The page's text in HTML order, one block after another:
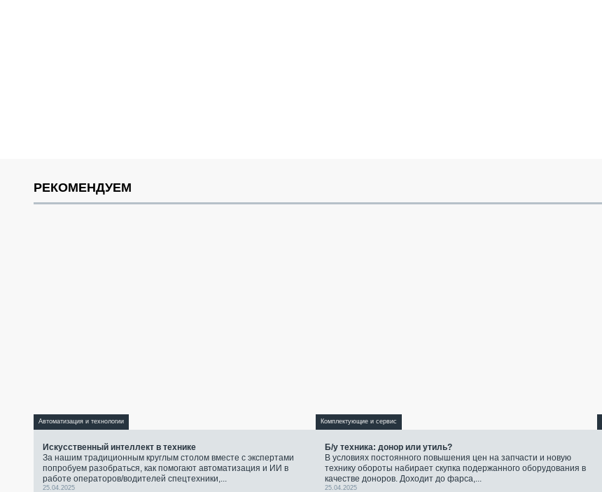
РЕКОМЕНДУЕМ
Автоматизация и технологии
Искусственный интеллект в технике
За нашим традиционным круглым столом вместе с экспертами
попробуем разобраться, как помогают автоматизация и ИИ в
работе операторов/водителей спецтехники,...
25.04.2025
Комплектующие и сервис
Б/у техника: донор или утиль?
В условиях постоянного повышения цен на запчасти и новую
технику обороты набирает скупка подержанного оборудования в
качестве доноров. Доходит до фарса,...
25.04.2025